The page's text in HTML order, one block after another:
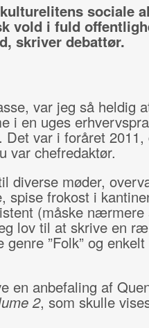
sociale
vold i fuld
skriver debattør.
var jeg så heldig
i en uges
var i foråret 2011,
var chefredaktør.
diverse møder,
spise frokost i
(måske nærmere
lov til at skrive en
”Folk” og
en anbefaling af
2, som skulle